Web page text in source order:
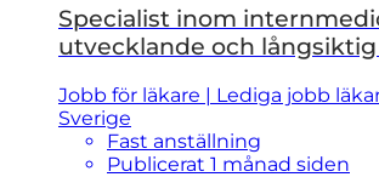
Specialist inom
utvecklande och
Jobb för läkare | Lediga jobb
Sverige
Fast anställning
Publicerat 1 månad siden